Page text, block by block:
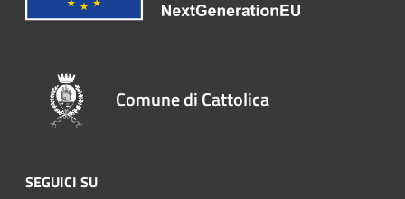
Comune di Cattolica
SEGUICI SU